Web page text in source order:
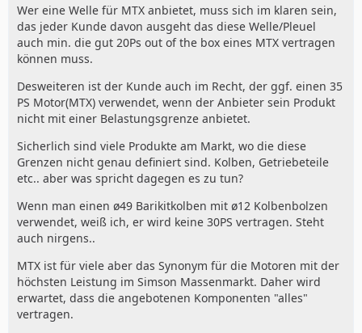
Wer eine Welle für MTX anbietet, muss sich im klaren sein,
das jeder Kunde davon ausgeht das diese Welle/Pleuel
auch min. die gut 20Ps out of the box eines MTX vertragen
können muss.
Desweiteren ist der Kunde auch im Recht, der ggf. einen 35
PS Motor(MTX) verwendet, wenn der Anbieter sein Produkt
nicht mit einer Belastungsgrenze anbietet.
Sicherlich sind viele Produkte am Markt, wo die diese
Grenzen nicht genau definiert sind. Kolben, Getriebeteile
etc.. aber was spricht dagegen es zu tun?
Wenn man einen ø49 Barikitkolben mit ø12 Kolbenbolzen
verwendet, weiß ich, er wird keine 30PS vertragen. Steht
auch nirgens..
MTX ist für viele aber das Synonym für die Motoren mit der
höchsten Leistung im Simson Massenmarkt. Daher wird
erwartet, dass die angebotenen Komponenten "alles"
vertragen.